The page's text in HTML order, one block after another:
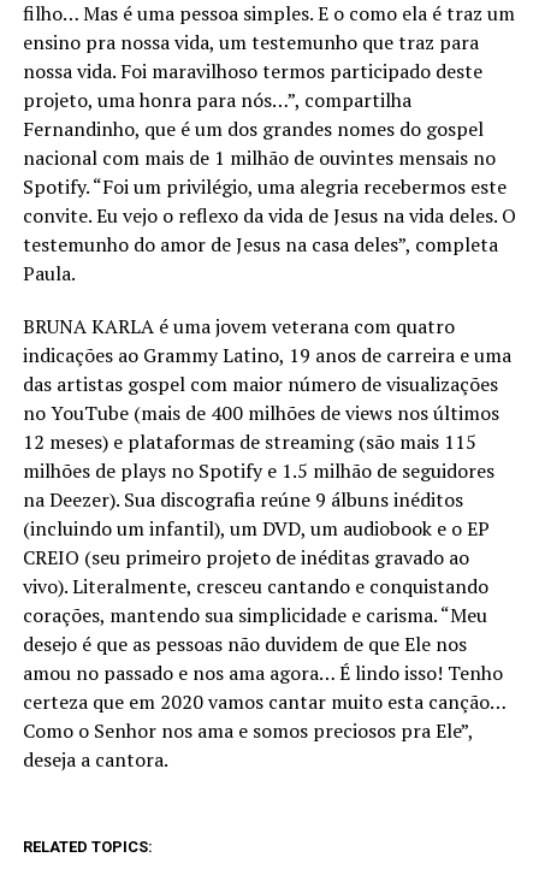
filho… Mas é uma pessoa simples. E o como ela é traz um
ensino pra nossa vida, um testemunho que traz para
nossa vida. Foi maravilhoso termos participado deste
projeto, uma honra para nós…”, compartilha
Fernandinho, que é um dos grandes nomes do gospel
nacional com mais de 1 milhão de ouvintes mensais no
Spotify. “Foi um privilégio, uma alegria recebermos este
convite. Eu vejo o reflexo da vida de Jesus na vida deles. O
testemunho do amor de Jesus na casa deles”, completa
Paula.
BRUNA KARLA é uma jovem veterana com quatro
indicações ao Grammy Latino, 19 anos de carreira e uma
das artistas gospel com maior número de visualizações
no YouTube (mais de 400 milhões de views nos últimos
12 meses) e plataformas de streaming (são mais 115
milhões de plays no Spotify e 1.5 milhão de seguidores
na Deezer). Sua discografia reúne 9 álbuns inéditos
(incluindo um infantil), um DVD, um audiobook e o EP
CREIO (seu primeiro projeto de inéditas gravado ao
vivo). Literalmente, cresceu cantando e conquistando
corações, mantendo sua simplicidade e carisma. “Meu
desejo é que as pessoas não duvidem de que Ele nos
amou no passado e nos ama agora… É lindo isso! Tenho
certeza que em 2020 vamos cantar muito esta canção…
Como o Senhor nos ama e somos preciosos pra Ele”,
deseja a cantora.
RELATED TOPICS: